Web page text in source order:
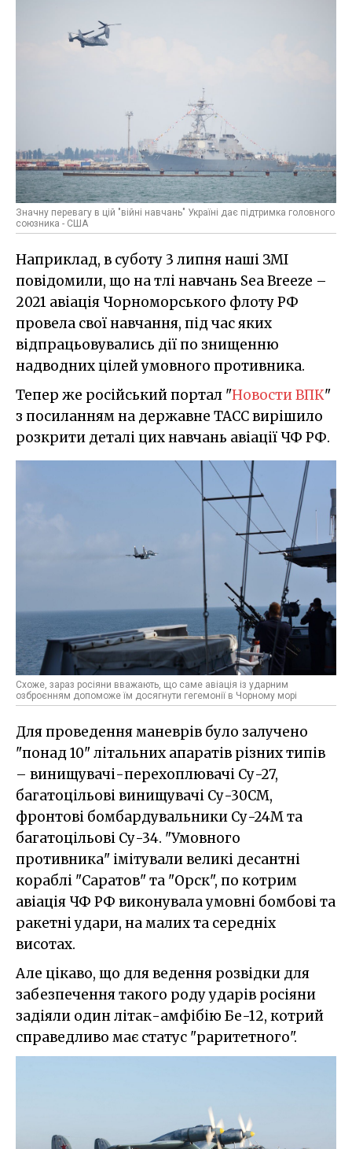
Значну перевагу в цій "війні навчань" Україні дає підтримка головного
союзника - США
Наприклад, в суботу 3 липня наші ЗМІ
повідомили, що на тлі навчань Sea Breeze –
2021 авіація Чорноморського флоту РФ
провела свої навчання, під час яких
відпрацьовувались дії по знищенню
надводних цілей умовного противника.
Тепер же російський портал "Новости ВПК"
з посиланням на державне ТАСС вирішило
розкрити деталі цих навчань авіації ЧФ РФ.
Схоже, зараз росіяни вважають, що саме авіація із ударним
озброєнням допоможе їм досягнути гегемонії в Чорному морі
Для проведення маневрів було залучено
"понад 10" літальних апаратів різних типів
– винищувачі-перехоплювачі Су-27,
багатоцільові винищувачі Су-30СМ,
фронтові бомбардувальники Су-24М та
багатоцільові Су-34. "Умовного
противника" імітували великі десантні
кораблі "Саратов" та "Орск", по котрим
авіація ЧФ РФ виконувала умовні бомбові та
ракетні удари, на малих та середніх
висотах.
Але цікаво, що для ведення розвідки для
забезпечення такого роду ударів росіяни
задіяли один літак-амфібію Бе-12, котрий
справедливо має статус "раритетного".